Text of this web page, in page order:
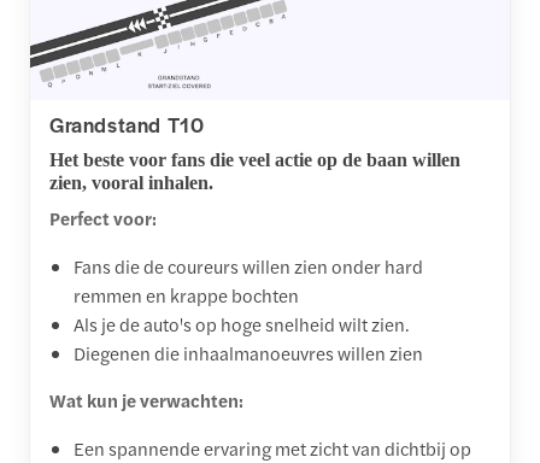
Grandstand T10
Het beste voor fans die veel actie op de baan willen
zien, vooral inhalen.
Perfect voor:
Fans die de coureurs willen zien onder hard
remmen en krappe bochten
Als je de auto's op hoge snelheid wilt zien.
Diegenen die inhaalmanoeuvres willen zien
Wat kun je verwachten:
Een spannende ervaring met zicht van dichtbij op